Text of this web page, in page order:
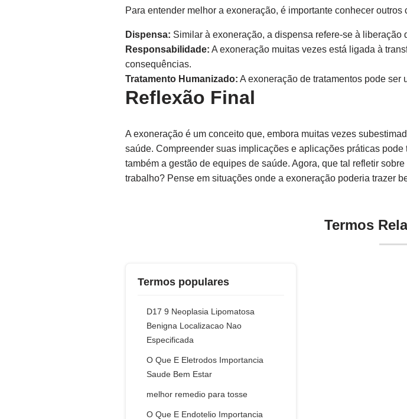
Para entender melhor a exoneração, é importante conhecer
Dispensa: Similar à exoneração, a dispensa refere-se à
Responsabilidade: A exoneração muitas vezes está ligada à
consequências.
Tratamento Humanizado: A exoneração de tratamentos pode
Reflexão Final
A exoneração é um conceito que, embora muitas vezes
saúde. Compreender suas implicações e aplicações práticas
também a gestão de equipes de saúde. Agora, que tal refletir
trabalho? Pense em situações onde a exoneração poderia trazer
Termos
Termos populares
D17 9 Neoplasia Lipomatosa
Benigna Localizacao Nao
Especificada
O Que E Eletrodos Importancia
Saude Bem Estar
melhor remedio para tosse
O Que E Endotelio Importancia